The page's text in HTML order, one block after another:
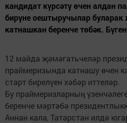
кандидат күрсәтү өчен алдан
бирүне оештыручылар буларак
катнашкан беренче төбәк.
12 майда җәмәгатьчеләр
праймеризында катнашу өчен
старт бирелүен хәбәр иттеләр.
Бу праймеризларның
беренче мәртәбә
Аннан кала, Татарстан илдә